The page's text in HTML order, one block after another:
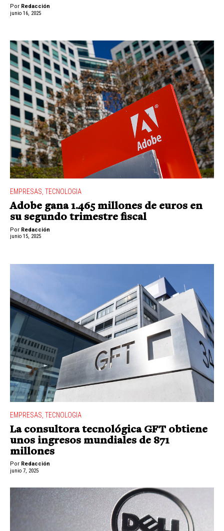
Por Redacción
junio 16, 2025
EMPRESAS TECNOLOGIA
Adobe gana 1.465 millones de euros en
su segundo trimestre fiscal
Por Redacción
junio 15, 2025
EMPRESAS TECNOLOGIA
La consultora tecnológica GFT obtiene
unos ingresos mundiales de 871
millones
Por Redacción
junio 7, 2025